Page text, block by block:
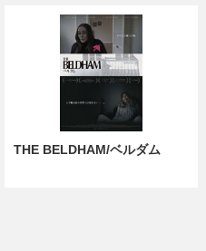
THE BELDHAM/ベルダム